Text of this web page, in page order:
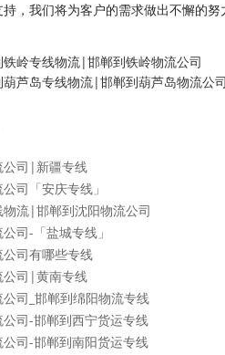
，我们将为客户的需求做出不懈的
铁岭专线物流|邯郸到铁岭物流公司
葫芦岛专线物流|邯郸到葫芦岛物流公司
公司|新疆专线
司「安庆专线」
流|邯郸到沈阳物流公司
司-「盐城专线」
司有哪些专线
公司|黄南专线
司_邯郸到绵阳物流专线
司-邯郸到西宁货运专线
司-邯郸到南阳货运专线